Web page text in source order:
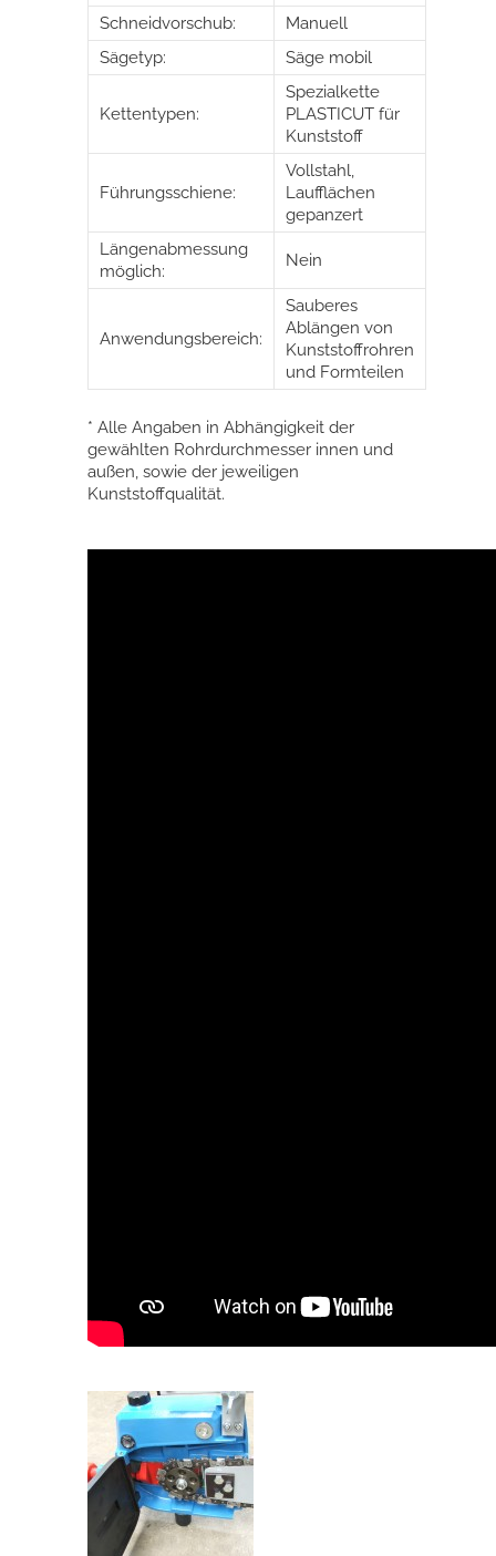
Schneidvorschub:
Manuell
Sägetyp:
Säge mobil
Kettentypen:
Spezialkette
PLASTICUT für
Kunststoff
Führungsschiene:
Vollstahl,
Laufflächen
gepanzert
Längenabmessung
möglich:
Nein
Anwendungsbereich:
Sauberes
Ablängen von
Kunststoffrohren
und Formteilen
* Alle Angaben in Abhängigkeit der
gewählten Rohrdurchmesser innen und
außen, sowie der jeweiligen
Kunststoffqualität.